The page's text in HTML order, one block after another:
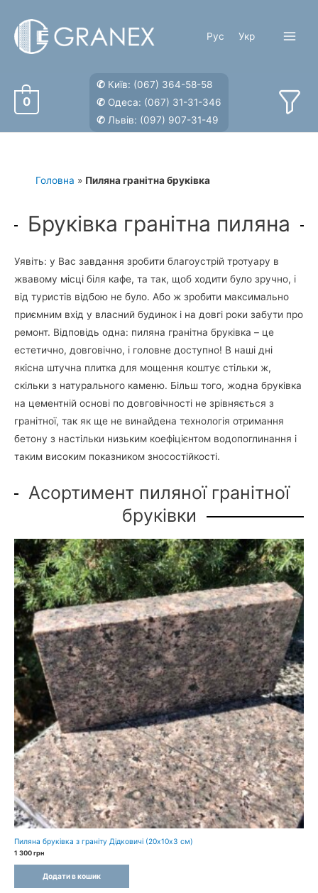
вмісту
Рус Укр
0
✆ Київ: (067) 364-58-58
✆ Одеса: (067) 31-31-346
✆ Львів: (097) 907-31-49
Головна » Пиляна гранітна бруківка
Бруківка гранітна пиляна
Уявіть: у Вас завдання зробити благоустрій тротуару в
жвавому місці біля кафе, та так, щоб ходити було зручно, і
від туристів відбою не було. Або ж зробити максимально
приємним вхід у власний будинок і на довгі роки забути про
ремонт. Відповідь одна: пиляна гранітна бруківка – це
естетично, довговічно, і головне доступно! В наші дні
якісна штучна плитка для мощення коштує стільки ж,
скільки з натурального каменю. Більш того, жодна бруківка
на цементній основі по довговічності не зрівняється з
гранітної, так як ще не винайдена технологія отримання
бетону з настільки низьким коефіцієнтом водопоглинання і
таким високим показником зносостійкості.
Асортимент пиляної гранітної
бруківки
Пиляна бруківка з граніту Дідковичі (20х10х3 см)
1 300грн
Додати в кошик